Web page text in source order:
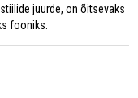
juurde, on õitsevaks
fooniks.